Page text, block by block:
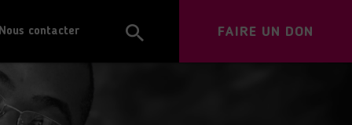
contacter FAIRE UN DON